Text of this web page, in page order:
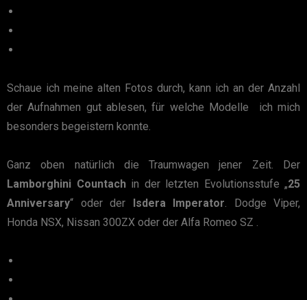
Schaue ich meine alten Fotos durch, kann ich an der Anzahl
der Aufnahmen gut ablesen, für welche Modelle ich mich
besonders begeistern konnte.
Ganz oben natürlich die Traumwagen jener Zeit. Der
Lamborghini Countachin der letzten Evolutionsstufe „25
Anniversary“ oder der Isdera Imperator. Dodge Viper,
Honda NSX, Nissan 300ZX oder der Alfa Romeo SZ .